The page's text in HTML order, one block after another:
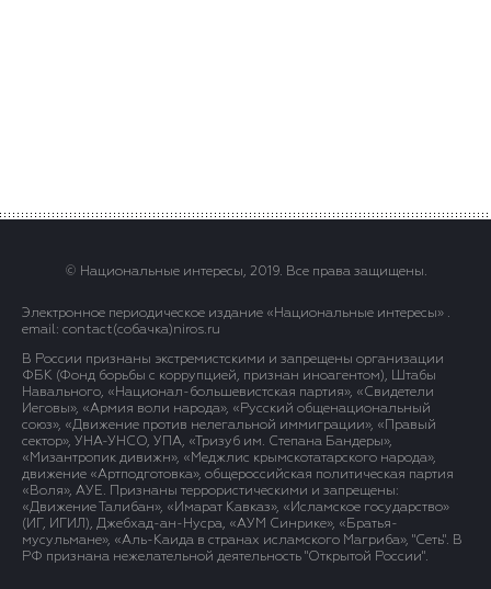
© Национальные интересы, 2019. Все права защищены.
Электронное периодическое издание «Национальные интересы» .
email: contact(сoбaчка)niros.ru
В России признаны экстремистскими и запрещены организации
ФБК (Фонд борьбы с коррупцией, признан иноагентом), Штабы
Навального, «Национал-большевистская партия», «Свидетели
Иеговы», «Армия воли народа», «Русский общенациональный
союз», «Движение против нелегальной иммиграции», «Правый
сектор», УНА-УНСО, УПА, «Тризуб им. Степана Бандеры»,
«Мизантропик дивижн», «Меджлис крымскотатарского народа»,
движение «Артподготовка», общероссийская политическая партия
«Воля», АУЕ. Признаны террористическими и запрещены:
«Движение Талибан», «Имарат Кавказ», «Исламское государство»
(ИГ, ИГИЛ), Джебхад-ан-Нусра, «АУМ Синрике», «Братья-
мусульмане», «Аль-Каида в странах исламского Магриба», "Сеть". В
РФ признана нежелательной деятельность "Открытой России".